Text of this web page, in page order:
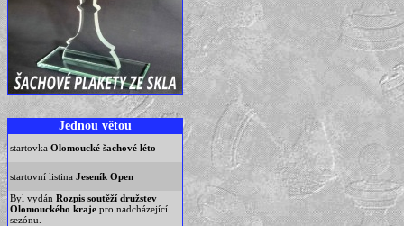
Jednou větou
startovka Olomoucké šachové léto
startovní listina Jeseník Open
Byl vydán Rozpis soutěží družstev
Olomouckého kraje pro nadcházející
sezónu.